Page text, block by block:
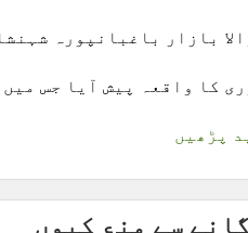
بازار باغبانپورہ
کا واقعہ پیش آیا جس میں
پڑھیں
سے منع کیوں